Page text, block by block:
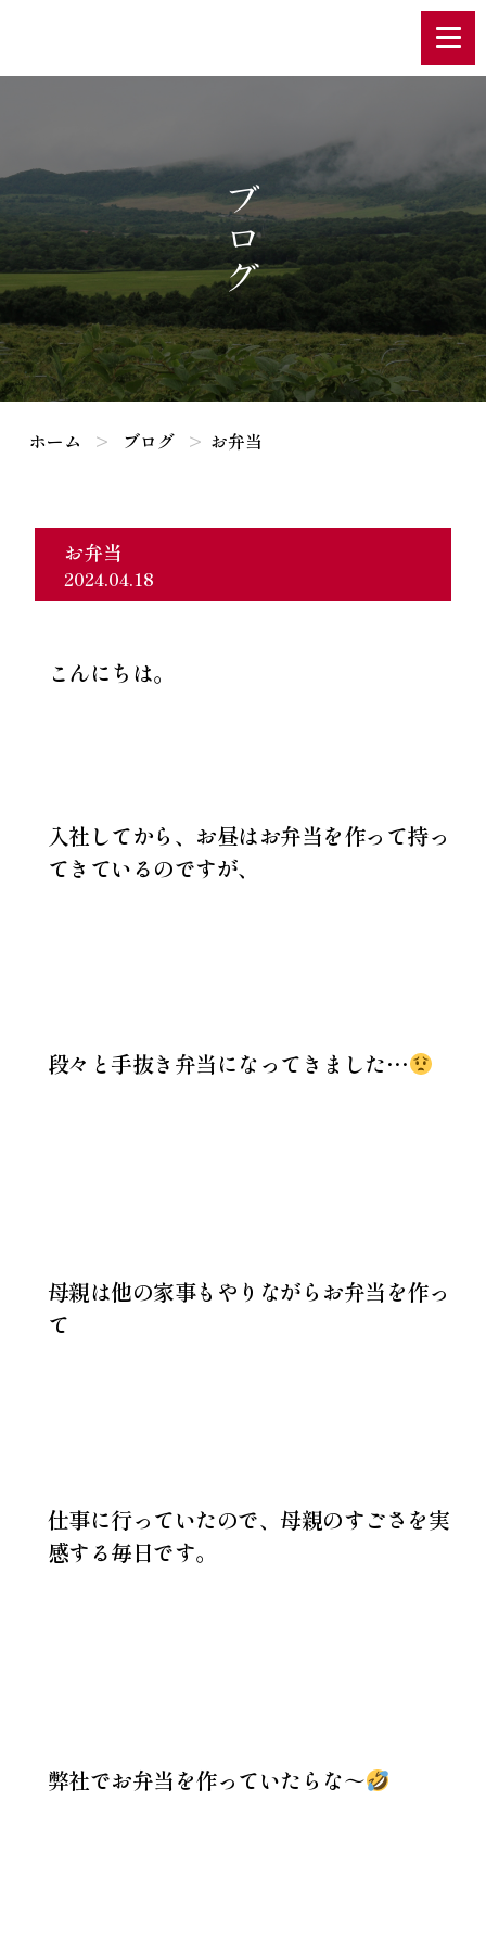
ブログ
ホーム ブログ お弁当
お弁当
2024.04.18
こんにちは。
入社してから、お昼はお弁当を作って持っ
てきているのですが、
段々と手抜き弁当になってきました…
母親は他の家事もやりながらお弁当を作っ
て
仕事に行っていたので、母親のすごさを実
感する毎日です。
弊社でお弁当を作っていたらな～